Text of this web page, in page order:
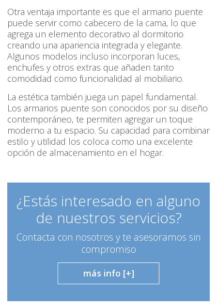
Otra ventaja importante es que el armario puente
puede servir como cabecero de la cama, lo que
agrega un elemento decorativo al dormitorio
creando una apariencia integrada y elegante.
Algunos modelos incluso incorporan luces,
enchufes y otros extras que añaden tanto
comodidad como funcionalidad al mobiliario.
La estética también juega un papel fundamental.
Los armarios puente son conocidos por su diseño
contemporáneo, te permiten agregar un toque
moderno a tu espacio. Su capacidad para combinar
estilo y utilidad los coloca como una excelente
opción de almacenamiento en el hogar.
¿Estás interesado en alguno
de nuestros servicios?
Contacta con nosotros y te asesoramos sin
compromiso
más info [+]